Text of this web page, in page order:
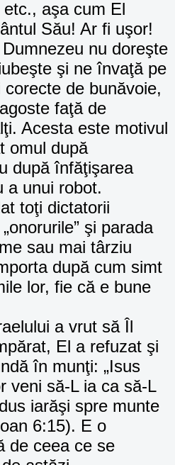
aşa cum El
Său! Ar fi uşor!
nu doreşte
şi ne învaţă pe
de bunăvoie,
faţă de
Acesta este motivul
omul după
după înfăţişarea
a unui robot.
toţi dictatorii
şi parada
sau mai târziu
după cum simt
lor, fie că e bune
a vrut să Îl
El a refuzat şi
în munţi: „Isus
veni să-L ia ca să-L
iarăşi spre munte
6:15). E o
de ceea ce se